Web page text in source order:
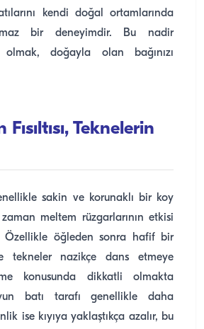
kendi doğal ortamlarında
bir deneyimdir. Bu nadir
olmak, doğayla olan bağınızı
Fısıltısı, Teknelerin
sakin ve korunaklı bir koy
meltem rüzgarlarının etkisi
Özellikle öğleden sonra hafif bir
tekneler nazikçe dans etmeye
konusunda dikkatli olmakta
batı tarafı genellikle daha
ise kıyıya yaklaştıkça azalır, bu